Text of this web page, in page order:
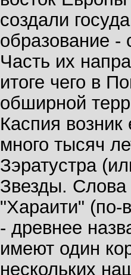
создали
образование -
Часть их
итоге чего в
обширной
Каспия
много тысяч
Зэратустра
Звезды.
"Хараити" (по-
- древнее
имеют один
нескольких